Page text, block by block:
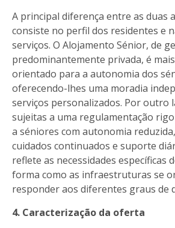
A principal diferença entre as duas
consiste no perfil dos residentes e
serviços. O Alojamento Sénior, de
predominantemente privada, é
orientado para a autonomia dos
oferecendo-lhes uma moradia
serviços personalizados. Por outro
sujeitas a uma regulamentação
a séniores com autonomia
cuidados continuados e suporte
reflete as necessidades específicas
forma como as infraestruturas se
responder aos diferentes graus de
4. Caracterização da oferta